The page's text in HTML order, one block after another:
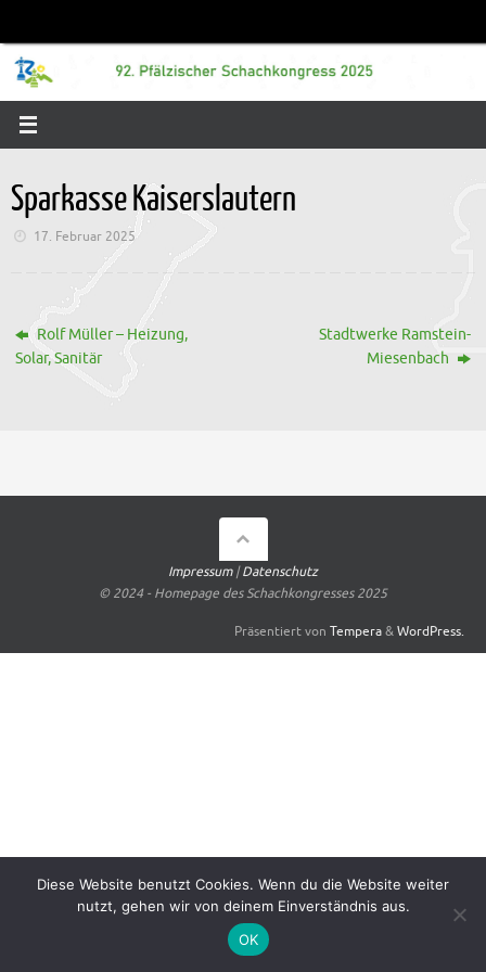
springen
Sparkasse Kaiserslautern
17. Februar 2025
Rolf Müller – Heizung,
Solar, Sanitär
Stadtwerke Ramstein-
Miesenbach
Impressum|Datenschutz
© 2024 - Homepage des Schachkongresses 2025
Präsentiert von Tempera&WordPress.
Diese Website benutzt Cookies. Wenn du die Website weiter
nutzt, gehen wir von deinem Einverständnis aus.
OK